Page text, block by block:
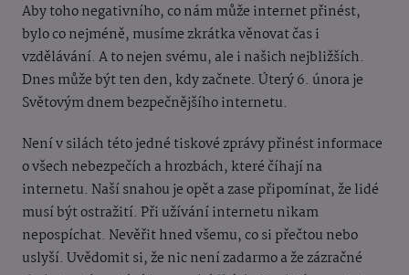
Aby toho negativního, co nám může internet přinést,
bylo co nejméně, musíme zkrátka věnovat čas i
vzdělávání. A to nejen svému, ale i našich nejbližších.
Dnes může být ten den, kdy začnete. Úterý 6. února je
Světovým dnem bezpečnějšího internetu.
Není v silách této jedné tiskové zprávy přinést informace
o všech nebezpečích a hrozbách, které číhají na
internetu. Naší snahou je opět a zase připomínat, že lidé
musí být ostražití. Při užívání internetu nikam
nepospíchat. Nevěřit hned všemu, co si přečtou nebo
uslyší. Uvědomit si, že nic není zadarmo a že zázračné